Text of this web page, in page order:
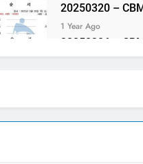
20250320 –
1 Year Ago
20250306 –
1 Year Ago